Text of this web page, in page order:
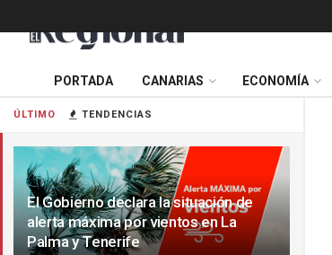
ÚLTIMO TENDENCIAS
El Gobierno declara la situación de
alerta máxima por vientos en La
Palma y Tenerife
PORTADA CANARIAS ECONOMÍA